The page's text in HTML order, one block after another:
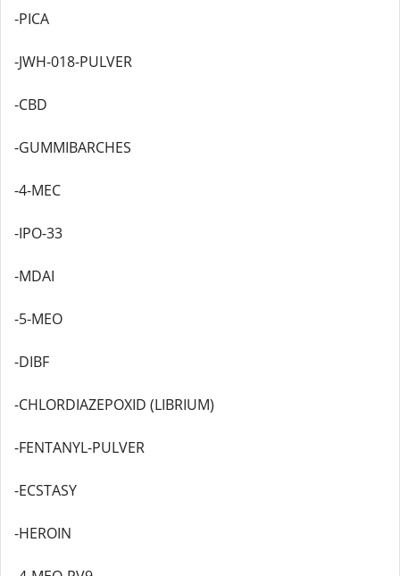
-PICA
-JWH-018-PULVER
-CBD
-GUMMIBARCHES
-4-MEC
-IPO-33
-MDAI
-5-MEO
-DIBF
-CHLORDIAZEPOXID (LIBRIUM)
-FENTANYL-PULVER
-ECSTASY
-HEROIN